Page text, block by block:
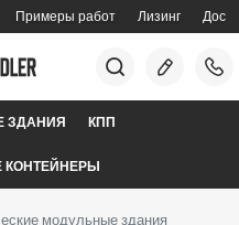
Примеры работ Лизинг
ЗДАНИЯ КПП
КОНТЕЙНЕРЫ
модульные здания